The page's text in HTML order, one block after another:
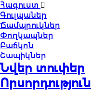
Հագուստ
Գուլպաներ
Ճամպրուկներ
Փողկապներ
Բաճկոն
Շապիկներ
Նվեր տուփեր
Որսորդություն